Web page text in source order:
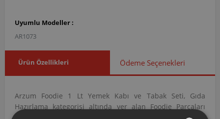
Uyumlu Modeller :
AR1073
Ürün Özellikleri Ödeme Seçenekleri
Arzum Foodie 1 Lt Yemek Kabı ve Tabak Seti, Gıda
Hazırlama kategorisi altında yer alan Foodie Parçaları